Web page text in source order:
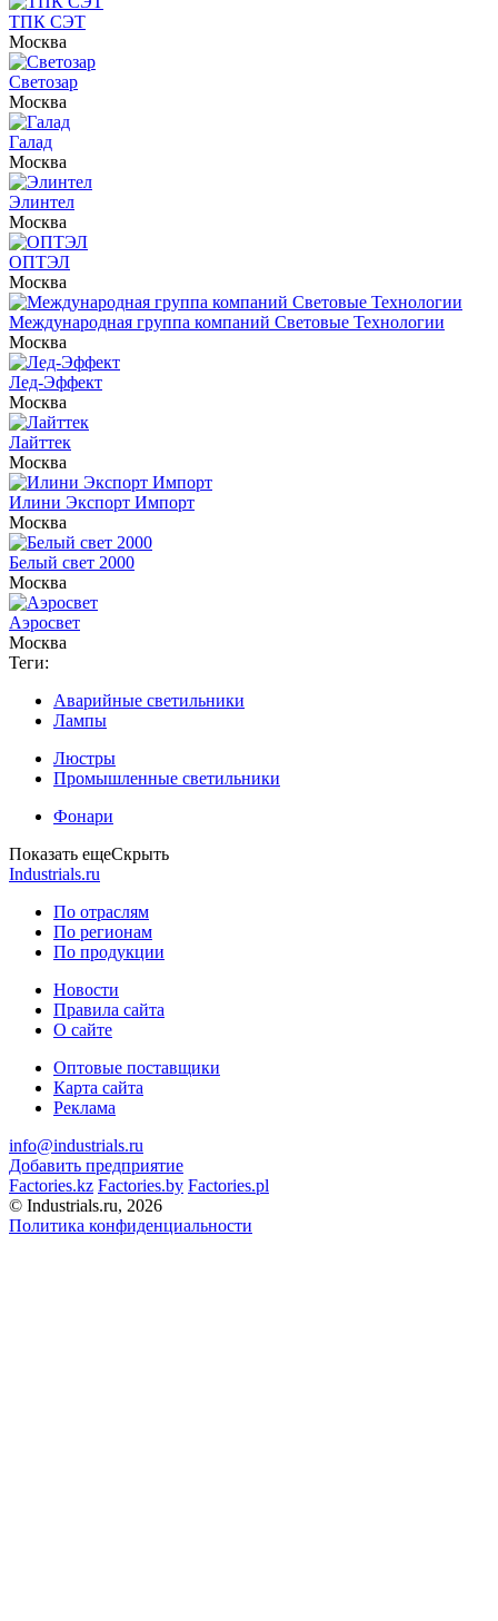
ТПК СЭТ
Москва
Светозар
Москва
Галад
Москва
Элинтел
Москва
ОПТЭЛ
Москва
Международная группа компаний Световые Технологии
Москва
Лед-Эффект
Москва
Лайттек
Москва
Илини Экспорт Импорт
Москва
Белый свет 2000
Москва
Аэросвет
Москва
Теги:
Аварийные светильники
Лампы
Люстры
Промышленные светильники
Фонари
Показать ещеСкрыть
Industrials.ru
По отраслям
По регионам
По продукции
Новости
Правила сайта
О сайте
Оптовые поставщики
Карта сайта
Реклама
info@industrials.ru
Добавить предприятие
Factories.kz Factories.by Factories.pl
© Industrials.ru, 2026
Политика конфиденциальности